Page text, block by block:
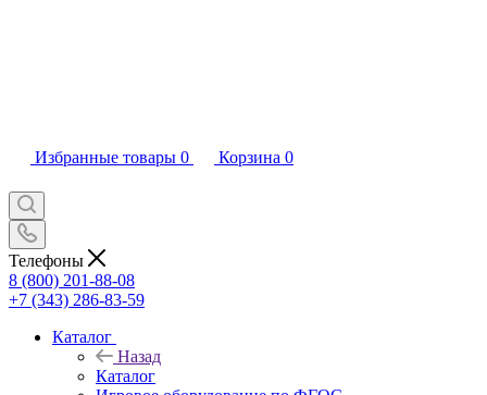
Избранные товары 0 Корзина 0
Телефоны
8 (800) 201-88-08
+7 (343) 286-83-59
Каталог
Назад
Каталог